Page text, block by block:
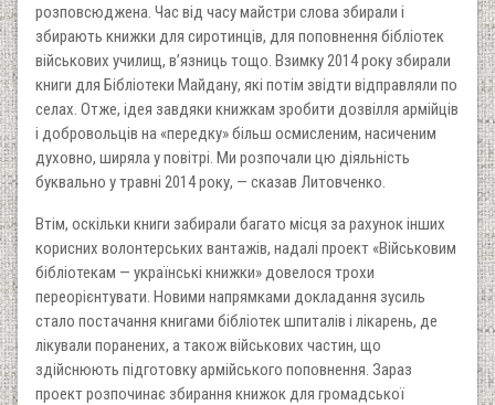
розповсюджена. Час від часу майстри слова збирали і
збирають книжки для сиротинців, для поповнення бібліотек
військових училищ, в’язниць тощо. Взимку 2014 року збирали
книги для Бібліотеки Майдану, які потім звідти відправляли по
селах. Отже, ідея завдяки книжкам зробити дозвілля армійців
і добровольців на «передку» більш осмисленим, насиченим
духовно, ширяла у повітрі. Ми розпочали цю діяльність
буквально у травні 2014 року, — сказав Литовченко.
Втім, оскільки книги забирали багато місця за рахунок інших
корисних волонтерських вантажів, надалі проект «Військовим
бібліотекам — українські книжки» довелося трохи
переорієнтувати. Новими напрямками докладання зусиль
стало постачання книгами бібліотек шпиталів і лікарень, де
лікували поранених, а також військових частин, що
здійснюють підготовку армійського поповнення. Зараз
проект розпочинає збирання книжок для громадської